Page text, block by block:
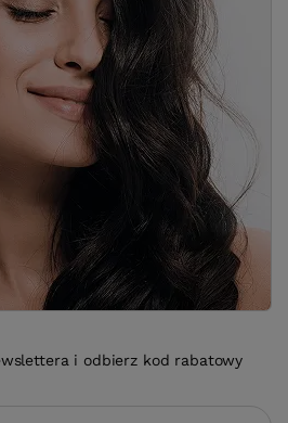
i odbierz kod rabatowy